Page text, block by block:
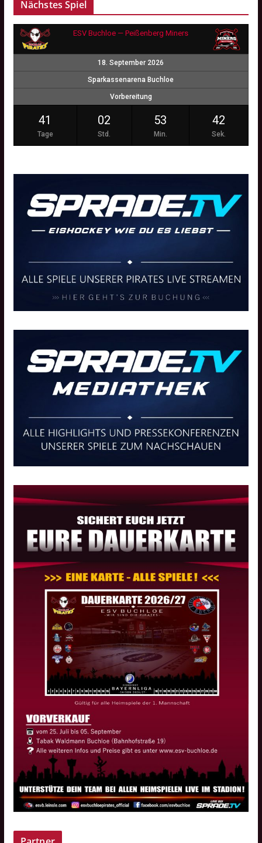
Nächstes Spiel
ESV Buchloe — Peißenberg Miners
18. September 2026
Sparkassenarena Buchloe
Vorbereitung
41
Tage
02
Std.
53
Min.
41
Sek.